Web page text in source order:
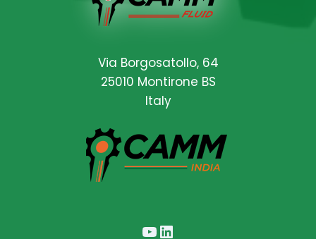
Via Borgosatollo, 64
25010 Montirone BS
Italy
YouTube
LinkedIn